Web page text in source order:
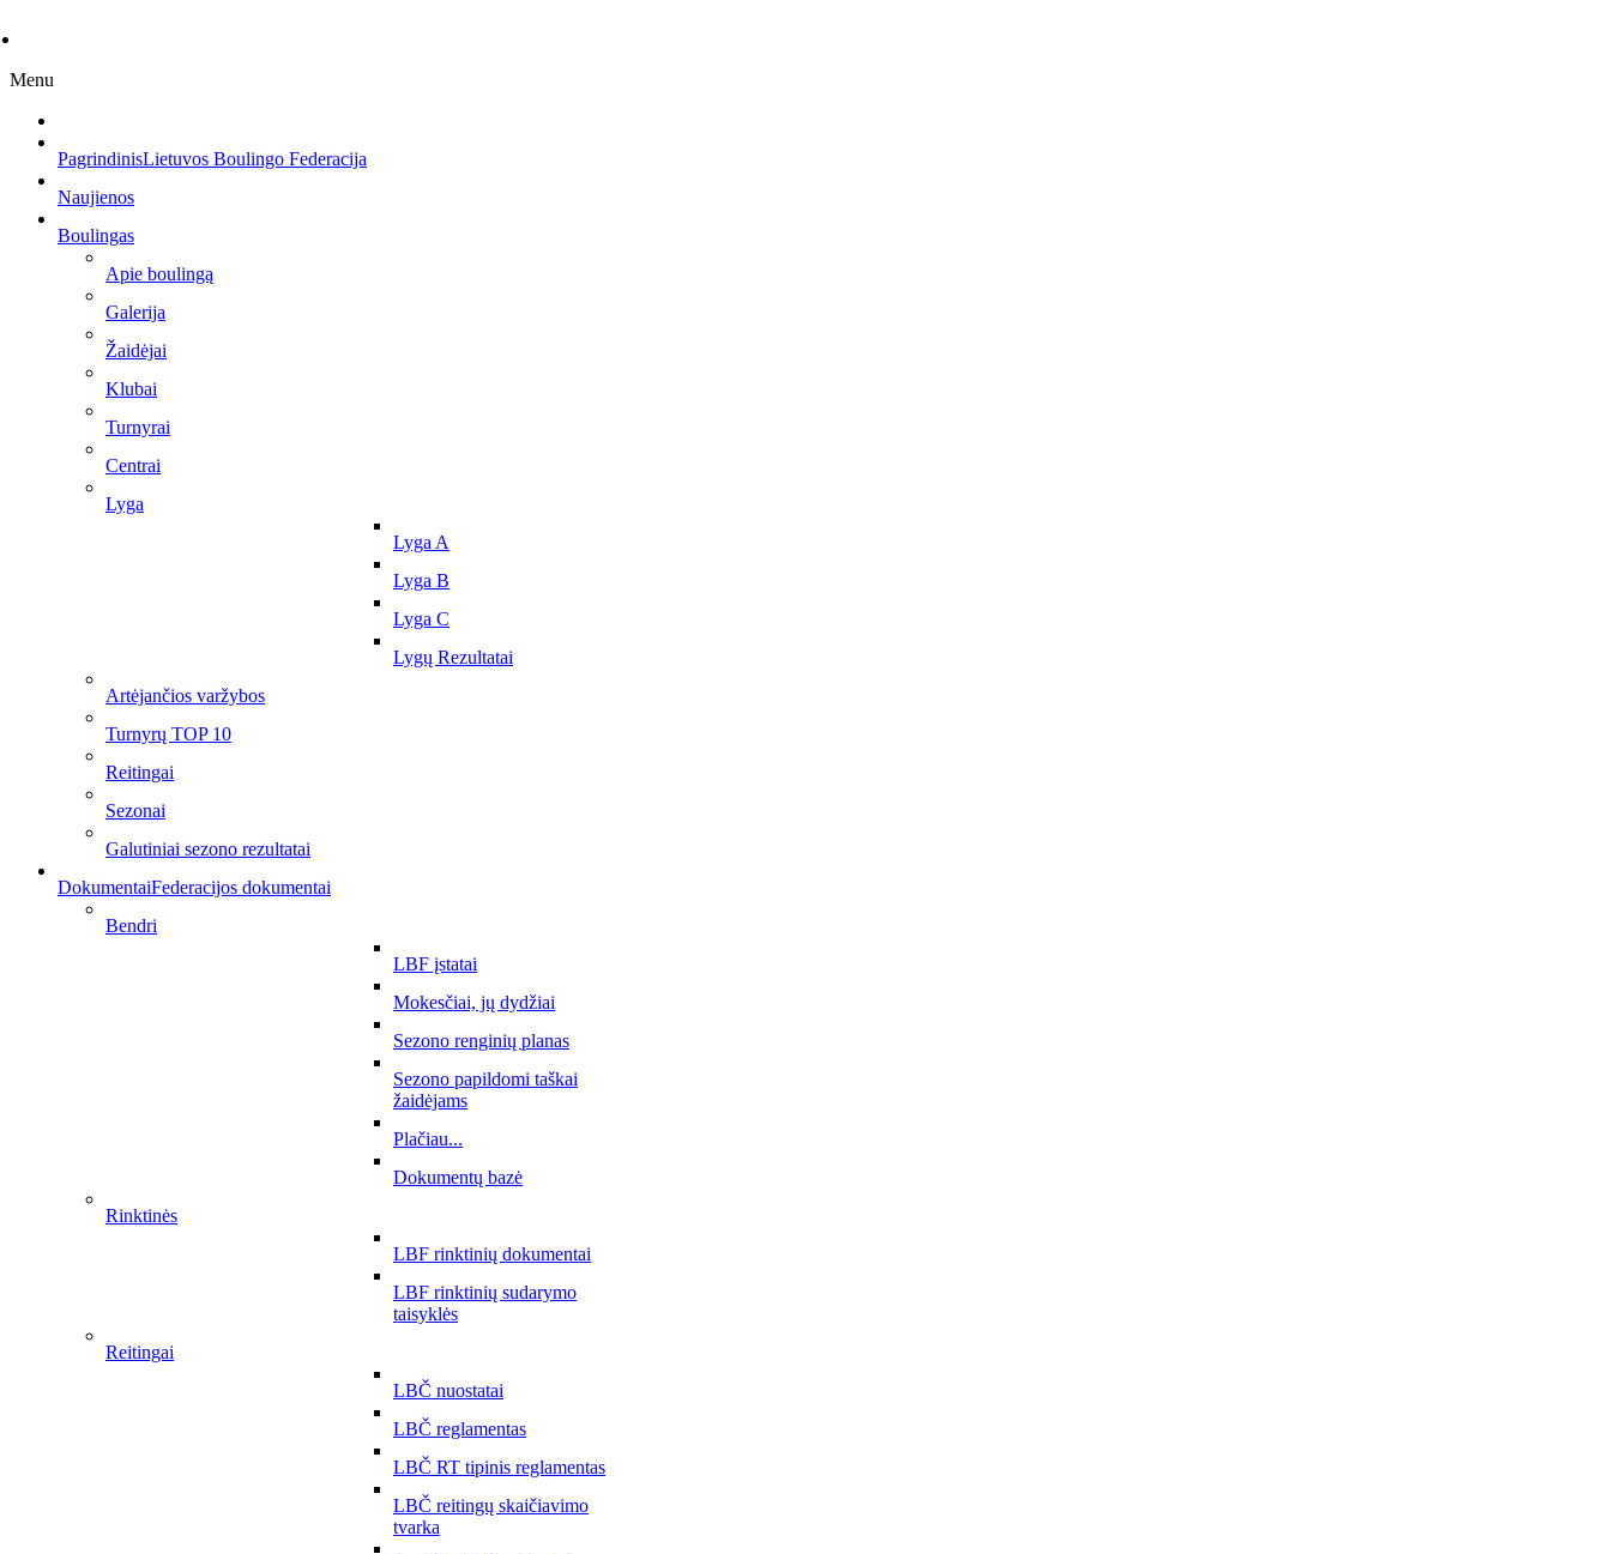
Menu
PagrindinisLietuvos Boulingo Federacija
Naujienos
Boulingas
Apie boulingą
Galerija
Žaidėjai
Klubai
Turnyrai
Centrai
Lyga
Lyga A
Lyga B
Lyga C
Lygų Rezultatai
Artėjančios varžybos
Turnyrų TOP 10
Reitingai
Sezonai
Galutiniai sezono rezultatai
DokumentaiFederacijos dokumentai
Bendri
LBF įstatai
Mokesčiai, jų dydžiai
Sezono renginių planas
Sezono papildomi taškai
žaidėjams
Plačiau...
Dokumentų bazė
Rinktinės
LBF rinktinių dokumentai
LBF rinktinių sudarymo
taisyklės
Reitingai
LBČ nuostatai
LBČ reglamentas
LBČ RT tipinis reglamentas
LBČ reitingų skaičiavimo
tvarka